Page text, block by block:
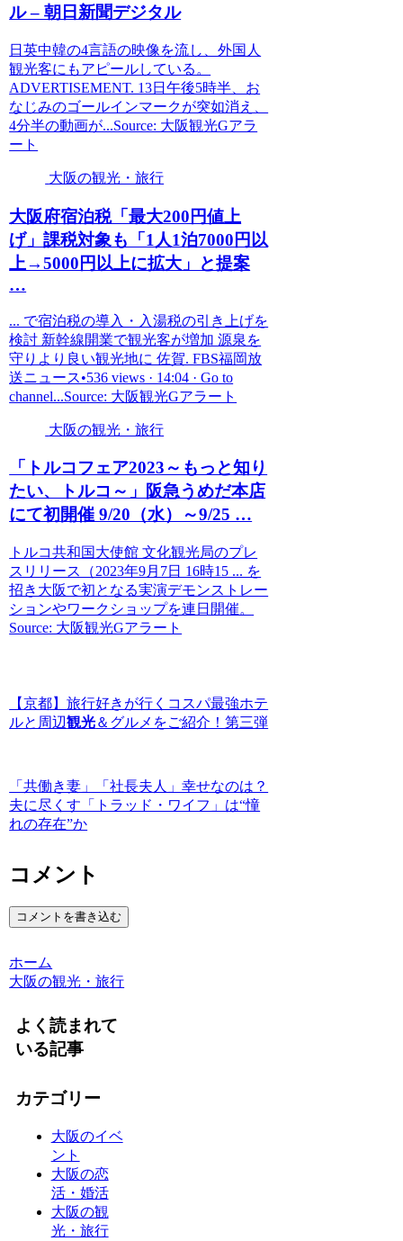
ル – 朝日新聞デジタル
日英中韓の4言語の映像を流し、外国人
観光客にもアピールしている。
ADVERTISEMENT. 13日午後5時半、お
なじみのゴールインマークが突如消え、
4分半の動画が...Source: 大阪観光Gアラ
ート
大阪の観光・旅行
大阪府宿泊税「最大200円値上
げ」課税対象も「1人1泊7000円以
上→5000円以上に拡大」と提案
…
... で宿泊税の導入・入湯税の引き上げを
検討 新幹線開業で観光客が増加 源泉を
守りより良い観光地に 佐賀. FBS福岡放
送ニュース•536 views · 14:04 · Go to
channel...Source: 大阪観光Gアラート
大阪の観光・旅行
「トルコフェア2023～もっと知り
たい、トルコ～」阪急うめだ本店
にて初開催 9/20（水）～9/25 …
トルコ共和国大使館 文化観光局のプレ
スリリース（2023年9月7日 16時15 ... を
招き大阪で初となる実演デモンストレー
ションやワークショップを連日開催。
Source: 大阪観光Gアラート
【京都】旅行好きが行くコスパ最強ホテ
ルと周辺観光＆グルメをご紹介！第三弾
「共働き妻」「社長夫人」幸せなのは？
夫に尽くす「トラッド・ワイフ」は“憧
れの存在”か
コメント
コメントを書き込む
ホーム
大阪の観光・旅行
よく読まれて
いる記事
カテゴリー
大阪のイベ
ント
大阪の恋
活・婚活
大阪の観
光・旅行